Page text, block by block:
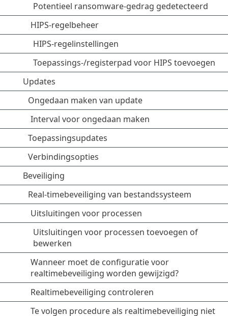
Potentieel ransomware-gedrag gedetecteerd
HIPS-regelbeheer
HIPS-regelinstellingen
Toepassings-/registerpad voor HIPS toevoegen
Updates
Ongedaan maken van update
Interval voor ongedaan maken
Toepassingsupdates
Verbindingsopties
Beveiliging
Real-timebeveiliging van bestandssysteem
Uitsluitingen voor processen
Uitsluitingen voor processen toevoegen of
bewerken
Wanneer moet de configuratie voor
realtimebeveiliging worden gewijzigd?
Realtimebeveiliging controleren
Te volgen procedure als realtimebeveiliging niet